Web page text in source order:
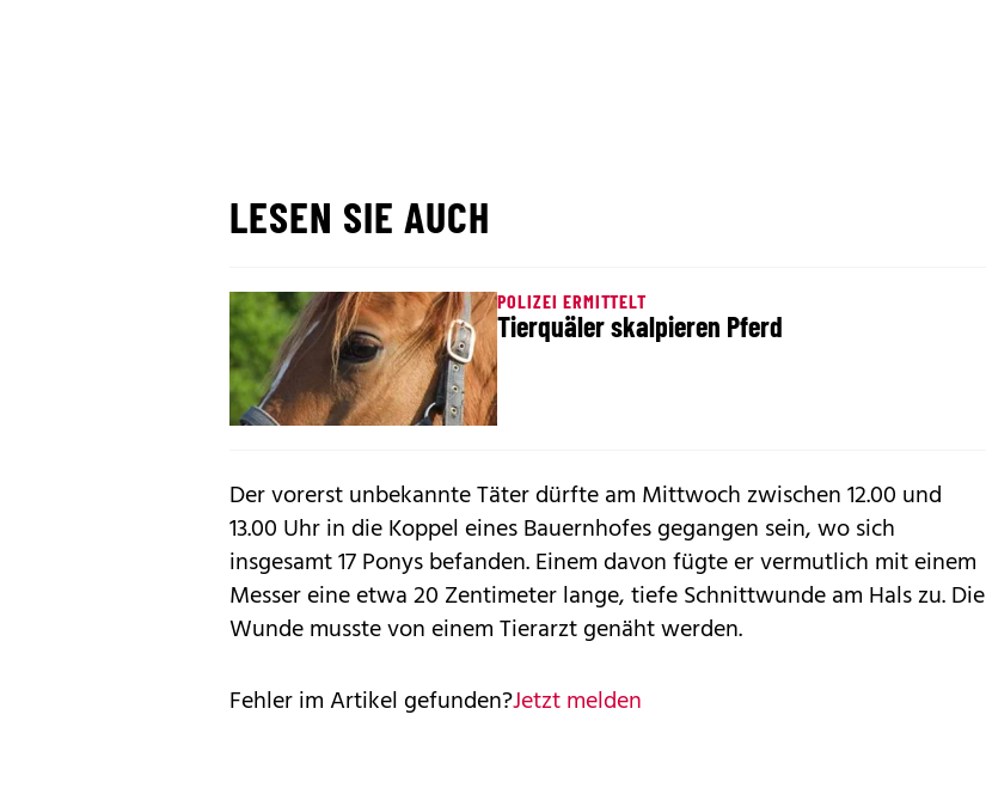
LESEN SIE AUCH
POLIZEI ERMITTELT
Tierquäler skalpieren Pferd
Der vorerst unbekannte Täter dürfte am Mittwoch zwischen 12.00 und
13.00 Uhr in die Koppel eines Bauernhofes gegangen sein, wo sich
insgesamt 17 Ponys befanden. Einem davon fügte er vermutlich mit einem
Messer eine etwa 20 Zentimeter lange, tiefe Schnittwunde am Hals zu. Die
Wunde musste von einem Tierarzt genäht werden.
Fehler im Artikel gefunden?Jetzt melden